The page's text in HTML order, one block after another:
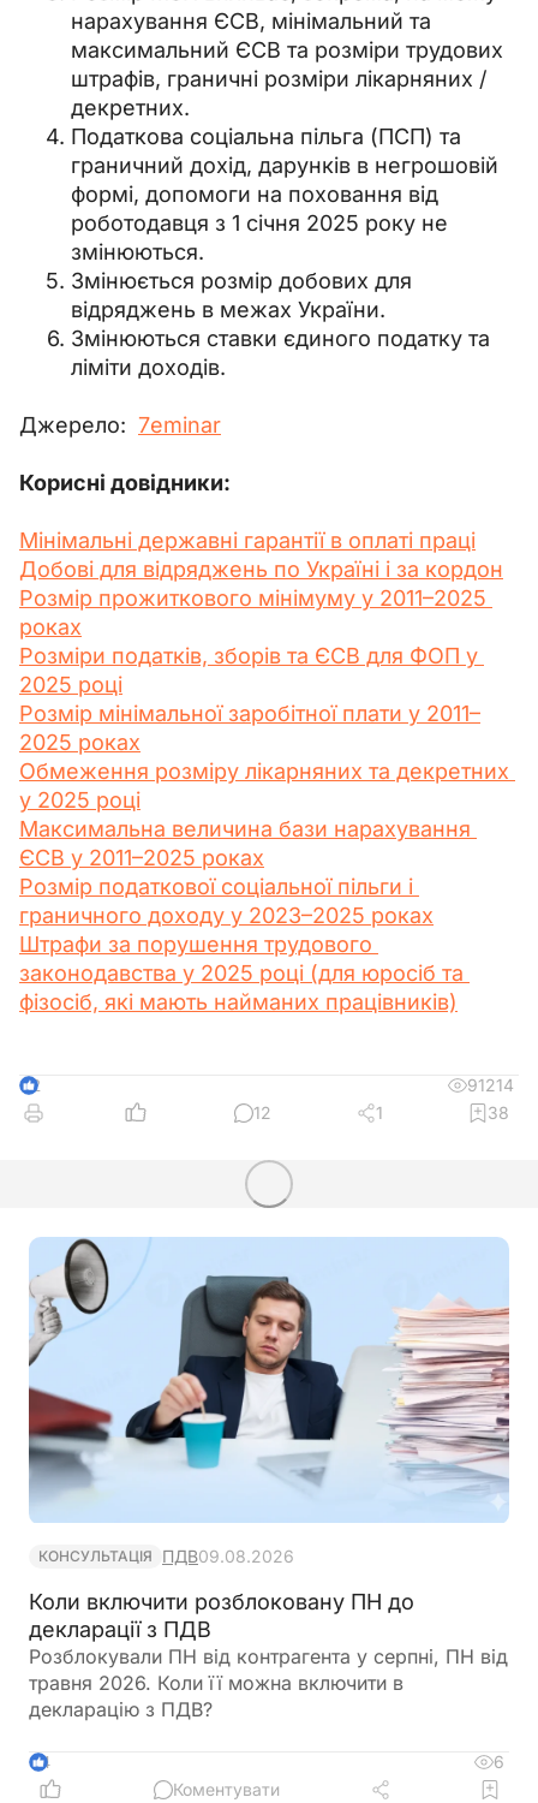
нарахування ЄСВ, мінімальний та
максимальний ЄСВ та розміри трудових
штрафів, граничні розміри лікарняних /
декретних.
Податкова соціальна пільга (ПСП) та
граничний дохід, дарунків в негрошовій
формі, допомоги на поховання від
роботодавця з 1 січня 2025 року не
змінюються.
Змінюється розмір добових для
відряджень в межах України.
Змінюються ставки єдиного податку та
ліміти доходів.
Джерело: 7еminar
Корисні довідники:
Мінімальні державні гарантії в оплаті праці
Добові для відряджень по Україні і за кордон
Розмір прожиткового мінімуму у 2011–2025
роках
Розміри податків, зборів та ЄСВ для ФОП у
2025 році
Розмір мінімальної заробітної плати у 2011–
2025 роках
Обмеження розміру лікарняних та декретних
у 2025 році
Максимальна величина бази нарахування
ЄСВ у 2011–2025 роках
Розмір податкової соціальної пільги і
граничного доходу у 2023–2025 роках
Штрафи за порушення трудового
законодавства у 2025 році (для юросіб та
фізосіб, які мають найманих працівників)
2
91214
12
1 38
КОНСУЛЬТАЦІЯ ПДВ09.08.2026
Коли включити розблоковану ПН до
декларації з ПДВ
Розблокували ПН від контрагента у серпні, ПН від
травня 2026. Коли її можна включити в
декларацію з ПДВ?
4
6
Коментувати